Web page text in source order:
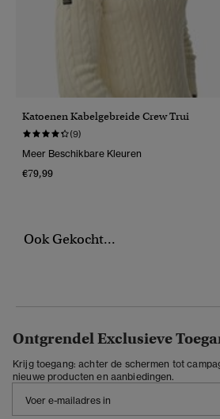
Katoenen Kabelgebreide Crew Trui
(9)
Meer Beschikbare Kleuren
€79,99
Ook Gekocht...
Ontgrendel Exclusieve
Krijg toegang: achter de schermen tot
nieuwe producten en aanbiedingen.